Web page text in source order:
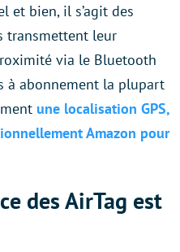
et bien, il s’agit des
transmettent leur
via le Bluetooth
à abonnement la plupart
une localisation GPS,
Amazon pour
des AirTag est